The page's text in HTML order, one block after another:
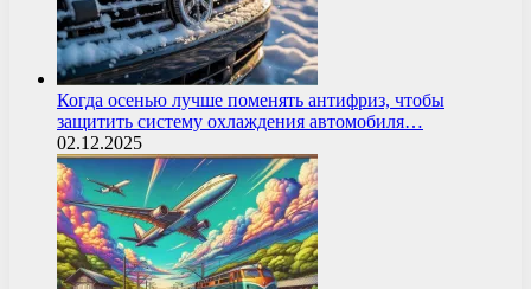
Когда осенью лучше поменять антифриз, чтобы
защитить систему охлаждения автомобиля…
02.12.2025